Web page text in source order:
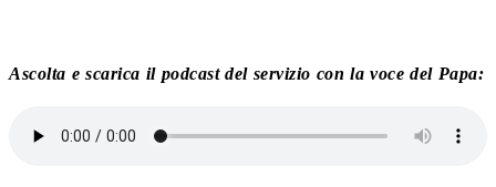
Ascolta e scarica il podcast del servizio con la voce del Papa: